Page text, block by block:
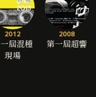
2012
屆混種
現場
2008
第一屆超響